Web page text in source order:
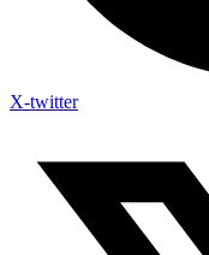
X-twitter